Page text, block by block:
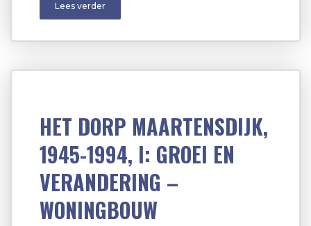
Lees verder
HET DORP MAARTENSDIJK,
1945-1994, I: GROEI EN
VERANDERING –
WONINGBOUW